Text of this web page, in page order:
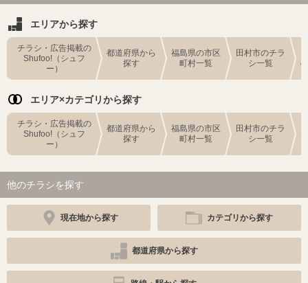
エリアから探す
チラシ・広告掲載の
Shufoo!（シュフ
ー）
都道府県から
探す
福島県の市区
町村一覧
田村市のチラ
シ一覧
エリア×カテゴリから探す
チラシ・広告掲載の
Shufoo!（シュフ
ー）
都道府県から
探す
福島県の市区
町村一覧
田村市のチラ
シ一覧
他のチラシを探す
現在地から探す カテゴリから探す
都道府県から探す